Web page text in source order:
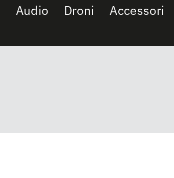
Audio Droni Accessori